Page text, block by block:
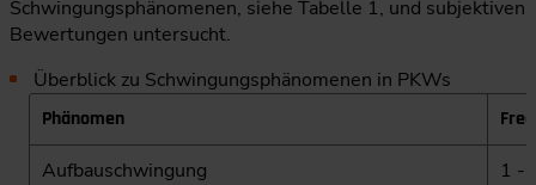
Schwingungsphänomenen, siehe Tabelle 1, und subjektiven
Bewertungen untersucht.
Überblick zu Schwingungsphänomenen in PKWs
Phänomen
Aufbauschwingung
1 -